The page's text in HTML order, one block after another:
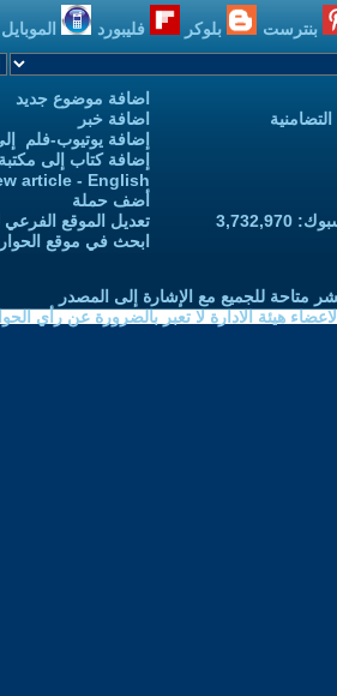
بنترست بلوكر فليبورد الموبايل
اضافة موضوع جديد
اضافة خبر
إضافة يوتيوب-فلم
إضافة كتاب إلى
article - English
أضف حملة
تعديل الموقع الفرعي
ابحث في موقع
متاحة للجميع مع الإشارة إلى المصدر
هيئة الادارة لا تعبر بالضرورة عن رأي